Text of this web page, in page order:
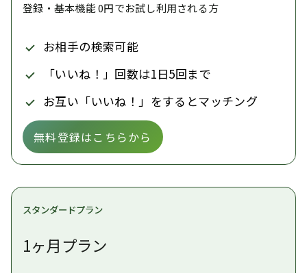
登録・基本機能 0円でお試し利用される方
お相手の検索可能
「いいね！」回数は1日5回まで
お互い「いいね！」をするとマッチング
無料登録はこちらから
スタンダードプラン
1ヶ月プラン